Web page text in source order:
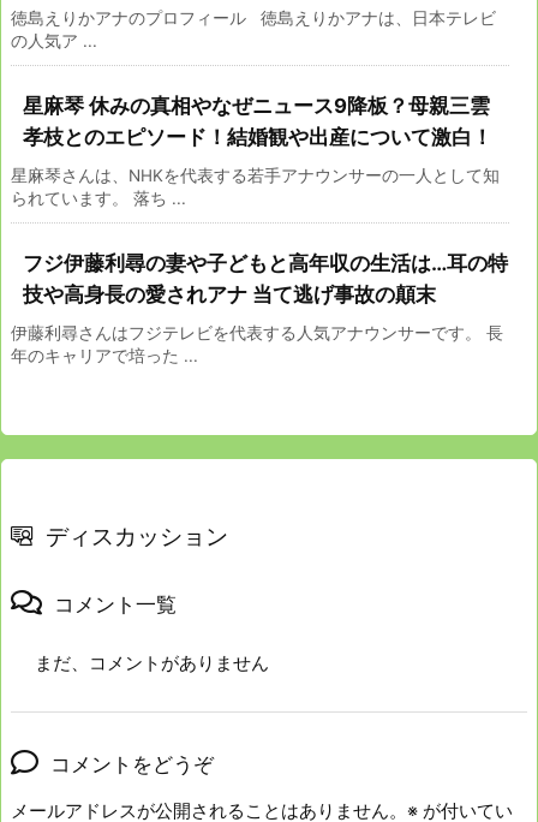
徳島えりかアナのプロフィール 徳島えりかアナは、日本テレビ
の人気ア ...
星麻琴 休みの真相やなぜニュース9降板？母親三雲
孝枝とのエピソード！結婚観や出産について激白！
星麻琴さんは、NHKを代表する若手アナウンサーの一人として知
られています。 落ち ...
フジ伊藤利尋の妻や子どもと高年収の生活は…耳の特
技や高身長の愛されアナ 当て逃げ事故の顛末
伊藤利尋さんはフジテレビを代表する人気アナウンサーです。 長
年のキャリアで培った ...
ディスカッション
コメント一覧
まだ、コメントがありません
コメントをどうぞ
メールアドレスが公開されることはありません。 ※ が付いてい